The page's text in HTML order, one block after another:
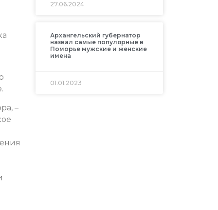
–
27.06.2024
Архангельский губернатор
назвал самые популярные в
Поморье мужские и женские
имена
01.01.2023